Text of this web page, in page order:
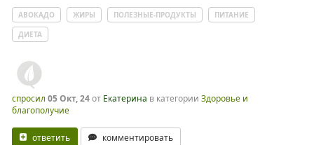
АВОКАДО ЖИРЫ ПОЛЕЗНЫЕ-ПРОДУКТЫ
ПИТАНИЕ
ДИЕТА
спросил 05 Окт, 24от Екатерина в категории Здоровье и
благополучие
ответить комментировать